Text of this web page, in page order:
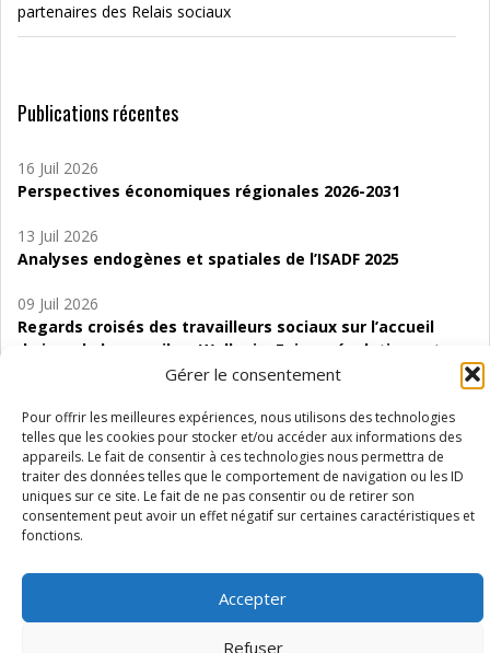
Gérer le consentement
Pour offrir les meilleures expériences, nous utilisons des technologies
telles que les cookies pour stocker et/ou accéder aux informations des
appareils. Le fait de consentir à ces technologies nous permettra de
traiter des données telles que le comportement de navigation ou les ID
uniques sur ce site. Le fait de ne pas consentir ou de retirer son
consentement peut avoir un effet négatif sur certaines caractéristiques et
fonctions.
Accepter
Refuser
partenaires des Relais sociaux
Publications récentes
16 Juil 2026
Perspectives économiques régionales 2026-2031
13 Juil 2026
Analyses endogènes et spatiales de l’ISADF 2025
09 Juil 2026
Regards croisés des travailleurs sociaux sur l’accueil
de jour de bas seuil en Wallonie. Enjeux, évolutions et
06 Juil 2026
Étude d’évaluabilité des Structures
d’accompagnement à l’autocréation d’emploi (SAACE)
01 Juil 2026
Pénurie du personnel infirmier :quels indicateurs
Wallonie ?